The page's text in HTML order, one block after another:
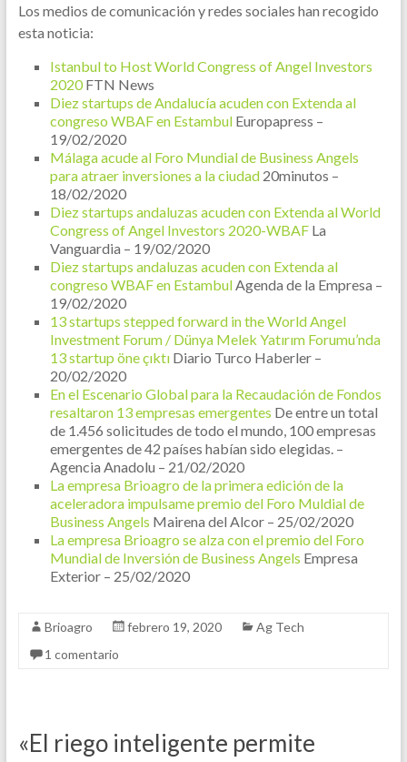
Los medios de comunicación y redes sociales han recogido
esta noticia:
Istanbul to Host World Congress of Angel Investors
2020FTN News
Diez startups de Andalucía acuden con Extenda al
congreso WBAF en EstambulEuropapress –
19/02/2020
Málaga acude al Foro Mundial de Business Angels
para atraer inversiones a la ciudad20minutos –
18/02/2020
Diez startups andaluzas acuden con Extenda al World
Congress of Angel Investors 2020-WBAFLa
Vanguardia – 19/02/2020
Diez startups andaluzas acuden con Extenda al
congreso WBAF en EstambulAgenda de la Empresa –
19/02/2020
13 startups stepped forward in the World Angel
Investment Forum / Dünya Melek Yatırım Forumu’nda
13 startup öne çıktı Diario Turco Haberler –
20/02/2020
En el Escenario Global para la Recaudación de Fondos
resaltaron 13 empresas emergentes De entre un total
de 1.456 solicitudes de todo el mundo, 100 empresas
emergentes de 42 países habían sido elegidas. –
Agencia Anadolu – 21/02/2020
La empresa Brioagro de la primera edición de la
aceleradora impulsame premio del Foro Muldial de
Business Angels Mairena del Alcor – 25/02/2020
La empresa Brioagro se alza con el premio del Foro
Mundial de Inversión de Business Angels Empresa
Exterior – 25/02/2020
Brioagro febrero 19, 2020
Ag Tech
1 comentario
«El riego inteligente permite